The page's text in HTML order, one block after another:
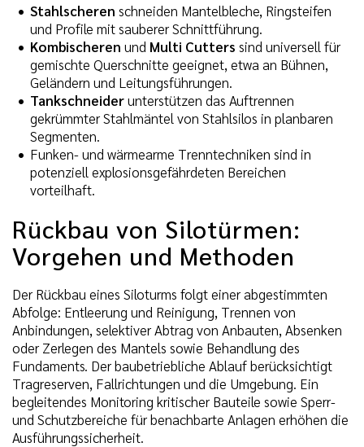
Stahlscheren schneiden Mantelbleche, Ringsteifen
und Profile mit sauberer Schnittführung.
Kombischeren und Multi Cutters sind universell für
gemischte Querschnitte geeignet, etwa an Bühnen,
Geländern und Leitungsführungen.
Tankschneiderunterstützen das Auftrennen
gekrümmter Stahlmäntel von Stahlsilos in planbaren
Segmenten.
Funken- und wärmearme Trenntechniken sind in
potenziell explosionsgefährdeten Bereichen
vorteilhaft.
Rückbau von Silotürmen:
Vorgehen und Methoden
Der Rückbau eines Siloturms folgt einer abgestimmten
Abfolge: Entleerung und Reinigung, Trennen von
Anbindungen, selektiver Abtrag von Anbauten, Absenken
oder Zerlegen des Mantels sowie Behandlung des
Fundaments. Der baubetriebliche Ablauf berücksichtigt
Tragreserven, Fallrichtungen und die Umgebung. Ein
begleitendes Monitoring kritischer Bauteile sowie Sperr-
und Schutzbereiche für benachbarte Anlagen erhöhen die
Ausführungssicherheit.